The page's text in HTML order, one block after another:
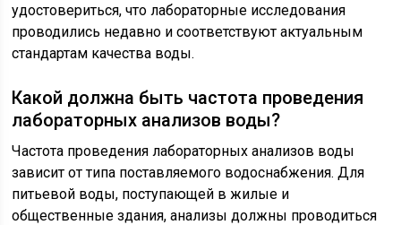
удостовериться, что лабораторные исследования
проводились недавно и соответствуют актуальным
стандартам качества воды.
Какой должна быть частота проведения
лабораторных анализов воды?
Частота проведения лабораторных анализов воды
зависит от типа поставляемого водоснабжения. Для
питьевой воды, поступающей в жилые и
общественные здания, анализы должны проводиться